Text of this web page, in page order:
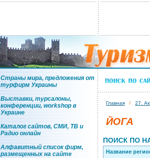
Страны мира, предложения от
турфирм Украины
Выставки, турсалоны,
конференции, workshop в
Украине
Каталог сайтов, СМИ, ТВ и
Радио онлайн
Алфавитный список фирм,
размещенных на сайте
Главная / 27.
ЙОГА
ПОИСК ПО
Название